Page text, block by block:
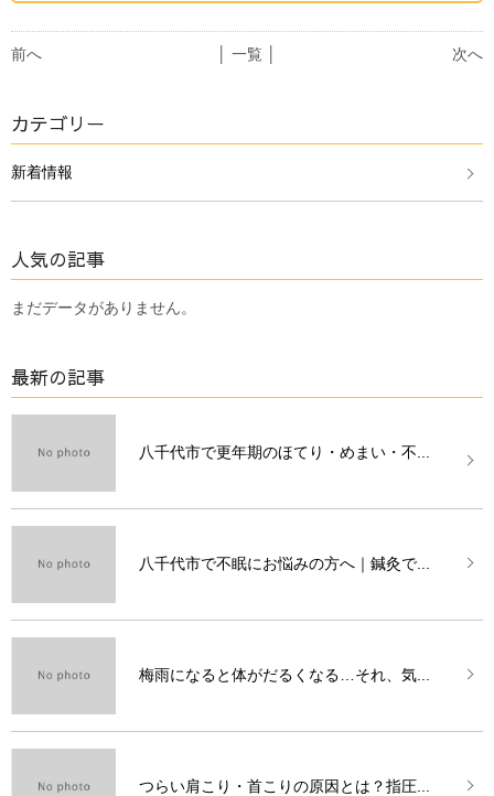
前へ 次へ
│ 一覧 │
カテゴリー
新着情報
人気の記事
まだデータがありません。
最新の記事
八千代市で更年期のほてり・めまい・不...
八千代市で不眠にお悩みの方へ｜鍼灸で...
梅雨になると体がだるくなる…それ、気...
つらい肩こり・首こりの原因とは？指圧...